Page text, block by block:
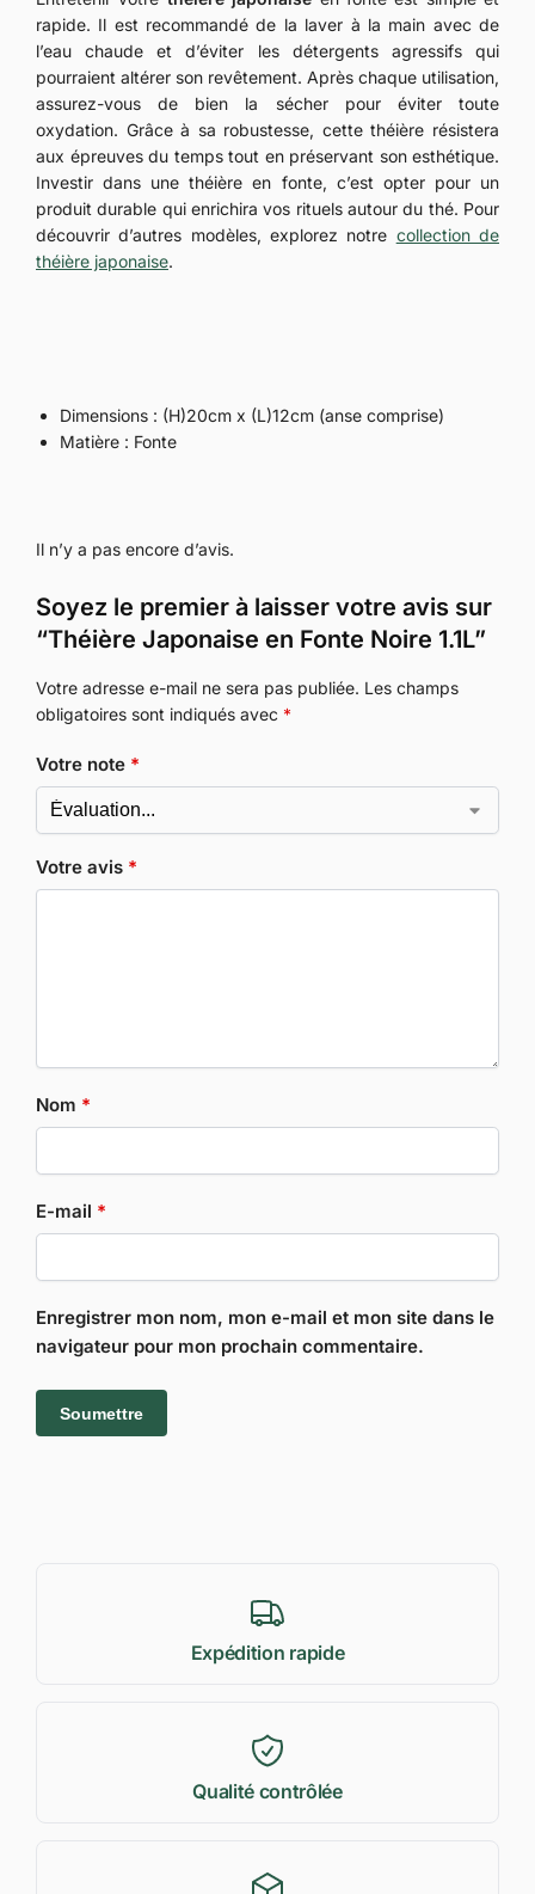
rapide. Il est recommandé de la laver à la main avec de
l’eau chaude et d’éviter les détergents agressifs qui
pourraient altérer son revêtement. Après chaque utilisation,
assurez-vous de bien la sécher pour éviter toute
oxydation. Grâce à sa robustesse, cette théière résistera
aux épreuves du temps tout en préservant son esthétique.
Investir dans une théière en fonte, c’est opter pour un
produit durable qui enrichira vos rituels autour du thé. Pour
découvrir d’autres modèles, explorez notre collection de
théière japonaise.
Dimensions : (H)20cm x (L)12cm (anse comprise)
Matière : Fonte
Il n’y a pas encore d’avis.
Soyez le premier à laisser votre avis sur
“Théière Japonaise en Fonte Noire 1.1L”
Votre adresse e-mail ne sera pas publiée. Les champs
obligatoires sont indiqués avec *
Votre note *
Votre avis *
Nom *
E-mail *
Enregistrer mon nom, mon e-mail et mon site dans le
navigateur pour mon prochain commentaire.
Expédition rapide
Qualité contrôlée